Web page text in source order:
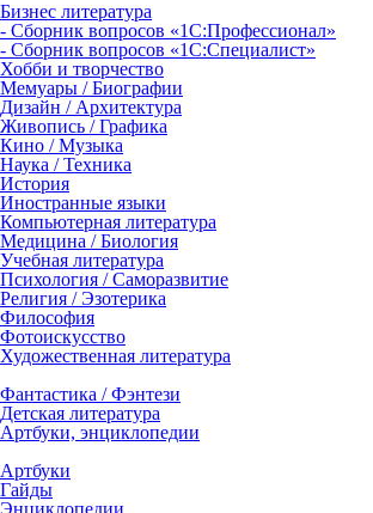
Бизнес литература
- Сборник вопросов «1С:Профессионал»
- Сборник вопросов «1С:Специалист»
Хобби и творчество
Мемуары / Биографии
Дизайн / Архитектура
Живопись / Графика
Кино / Музыка
Наука / Техника
История
Иностранные языки
Компьютерная литература
Медицина / Биология
Учебная литература
Психология / Саморазвитие
Религия / Эзотерика
Философия
Фотоискусство
Художественная литература
Фантастика / Фэнтези
Детская литература
Артбуки, энциклопедии
Артбуки
Гайды